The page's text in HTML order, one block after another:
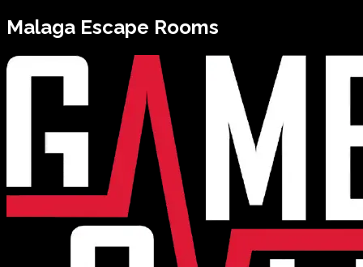
Malaga Escape Rooms